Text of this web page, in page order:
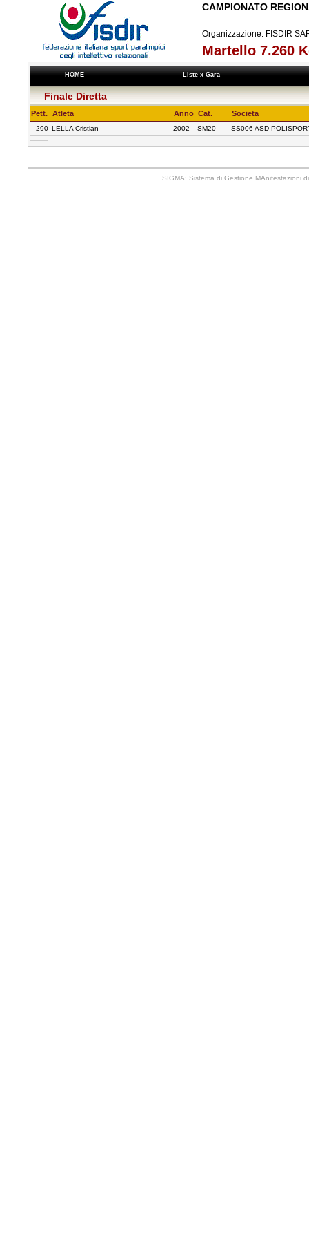
CAMPIONATO
Organizzazione: FISDIR
Martello 7.260
HOME Liste x Gara
Finale Diretta
Pett. Atleta Anno Cat. Societā
290 LELLA Cristian 2002 SM20 SS006 ASD
SIGMA: Sistema di Gestione MAnifestazioni